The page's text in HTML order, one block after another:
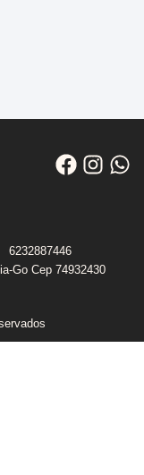
6232887446
Go Cep 74932430